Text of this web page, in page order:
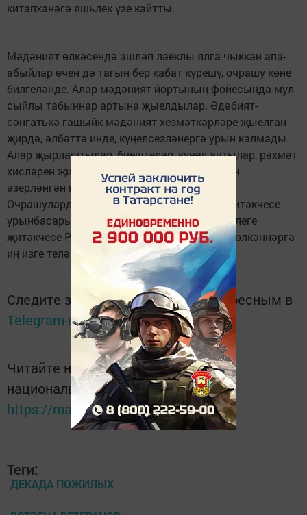
китапханәгә яшьлек үзе кайтты.
Мәдәният өлкәсендә эшләп лаеклы ялга чыккан апа-
абыйлар өчен дә тагын бер кабат күрешү, очрашу көне
билгеләнде. Алар мәдәният йортының фойесында мул
сыйлы табыннар артына җыелдылар. Әдәбият-
сәнгатькә гашыйк мәдәният хезмәткәрләре җыелган
җирдә, әлбәттә инде, күңелсезләнергә урын калмады.
Алар җырлаштылар, биештеләр, күңел ачтылар, рәхмәт
хисләрен җиткерделәр, яшь буын көче белән
әзерләнгән концерт номерлары карадылар.
Очрашуларда район башкарма комитеты җитәкчесе
урынбасары Ранис Әхмәтшин, мәдәният бүлеге
җитәкчесе Рәкыйп Шакиров катнашты һәм өлкәннәргә
иң изге теләкләрен юллады.
Следите за самым важным и интересным в
Telegram-каналеТатмедиа
Читайте новости Татарстана в
национальном мессенджере MАХ:
https://max.ru/tatmedia
Теги:
ДЕКАДА ПОЖИЛЫХ